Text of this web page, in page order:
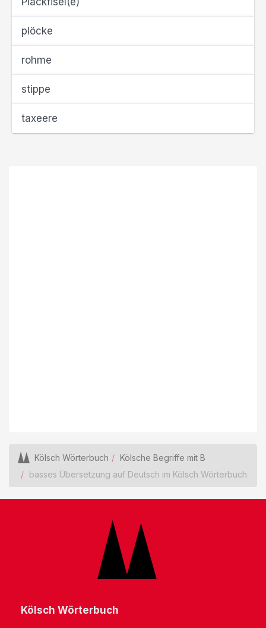
plöcke
rohme
stippe
taxeere
Kölsch Wörterbuch
Kölsche Begriffe mit B
basses Übersetzung auf Deutsch im Kölsch Wörterbuch
Kölsch Wörterbuch